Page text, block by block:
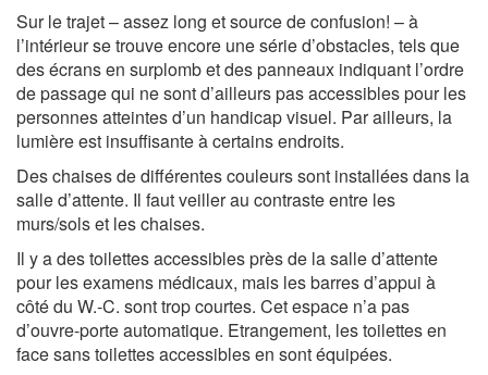
Sur le trajet – assez long et source de confusion! – à
l’intérieur se trouve encore une série d’obstacles, tels que
des écrans en surplomb et des panneaux indiquant l’ordre
de passage qui ne sont d’ailleurs pas accessibles pour les
personnes atteintes d’un handicap visuel. Par ailleurs, la
lumière est insuffisante à certains endroits.
Des chaises de différentes couleurs sont installées dans la
salle d’attente. Il faut veiller au contraste entre les
murs/sols et les chaises.
Il y a des toilettes accessibles près de la salle d’attente
pour les examens médicaux, mais les barres d’appui à
côté du W.-C. sont trop courtes. Cet espace n’a pas
d’ouvre-porte automatique. Etrangement, les toilettes en
face sans toilettes accessibles en sont équipées.